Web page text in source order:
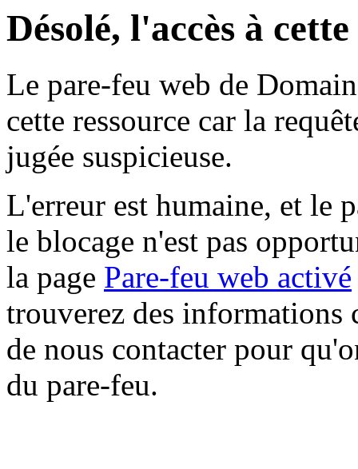
Désolé, l'accès à
Le pare-feu web de
cette ressource car la
jugée suspicieuse.
L'erreur est humaine, et le
le blocage n'est pas
la page Pare-feu web activé
trouverez des informations
de nous contacter pour
du pare-feu.